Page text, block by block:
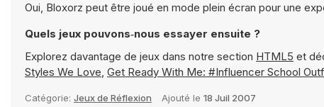
Oui, Bloxorz peut être joué en mode plein écran pour une
Quels jeux pouvons‑nous essayer ensuite ?
Explorez davantage de jeux dans notre section HTML5 et
Styles We Love, Get Ready With Me: #Influencer School
Catégorie: Jeux de Réflexion Ajouté le 18 Juil 2007